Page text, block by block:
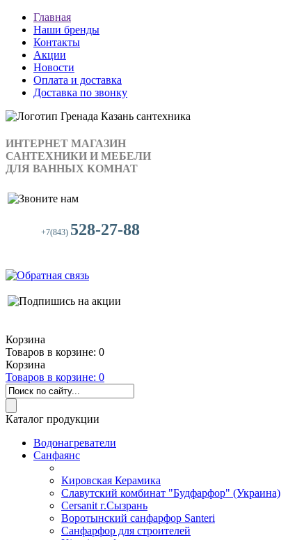
Главная
Наши бренды
Контакты
Акции
Новости
Оплата и доставка
Доставка по звонку
ИНТЕРНЕТ МАГАЗИН
САНТЕХНИКИ И МЕБЕЛИ
ДЛЯ ВАННЫХ КОМНАТ
+7(843) 528-27-88
Корзина
Товаров в корзине: 0
Корзина
Товаров в корзине: 0
Каталог продукции
Водонагреватели
Санфаянс
Кировская Керамика
Славутский комбинат "Будфарфор" (Украина)
Cersanit г.Сызрань
Воротынский санфарфор Santeri
Санфарфор для строителей